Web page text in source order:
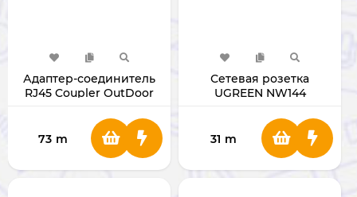
Адаптер-соединитель
RJ45 Coupler OutDoor
73 m
Сетевая розетка
UGREEN NW144
31 m